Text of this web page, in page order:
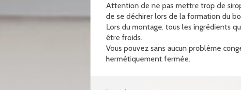
Attention de ne pas mettre trop de
de se déchirer lors de la formation du
Lors du montage, tous les ingrédients
être froids.
Vous pouvez sans aucun problème
hermétiquement fermée.